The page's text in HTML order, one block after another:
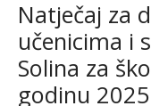
Natječaj za
učenicima i
Solina za
godinu